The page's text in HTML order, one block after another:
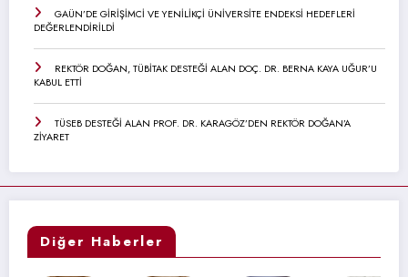
GAÜN’DE GİRİŞİMCİ VE YENİLİKÇİ ÜNİVERSİTE ENDEKSİ HEDEFLERİ
DEĞERLENDİRİLDİ
REKTÖR DOĞAN, TÜBİTAK DESTEĞİ ALAN DOÇ. DR. BERNA KAYA UĞUR’U
KABUL ETTİ
TÜSEB DESTEĞİ ALAN PROF. DR. KARAGÖZ’DEN REKTÖR DOĞAN’A
ZİYARET
Diğer Haberler